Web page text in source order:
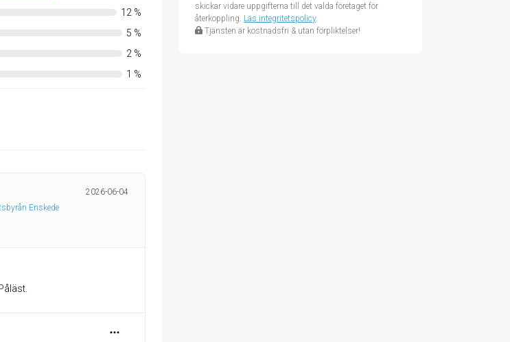
12 %
5 %
2 %
1 %
2026-06-04
Enskede
skickar vidare uppgifterna till det valda företaget för
återkoppling. Läs integritetspolicy.
Tjänsten är kostnadsfri & utan förpliktelser!